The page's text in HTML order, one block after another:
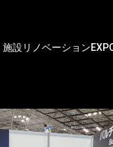
設リノベーション